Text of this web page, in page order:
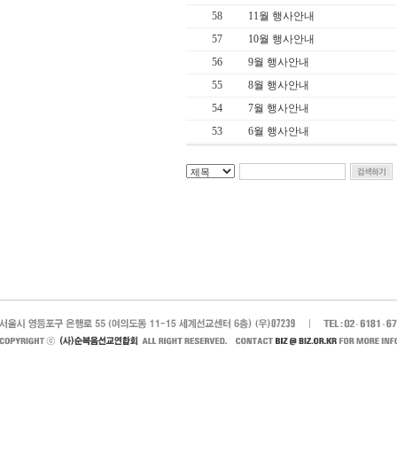
58
11월 행사안내
57
10월 행사안내
56
9월 행사안내
55
8월 행사안내
54
7월 행사안내
53
6월 행사안내